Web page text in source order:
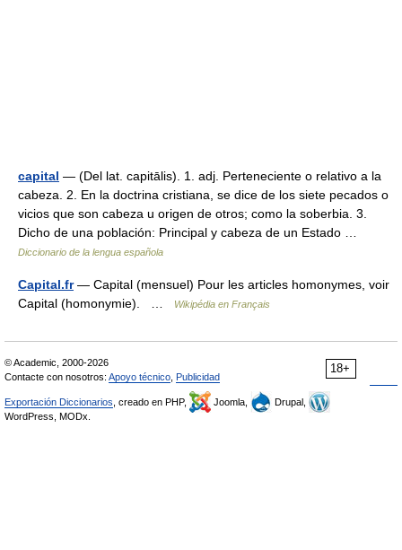
capital — (Del lat. capitālis). 1. adj. Perteneciente o relativo a la
cabeza. 2. En la doctrina cristiana, se dice de los siete pecados o
vicios que son cabeza u origen de otros; como la soberbia. 3.
Dicho de una población: Principal y cabeza de un Estado …
Diccionario de la lengua española
Capital.fr— Capital (mensuel) Pour les articles homonymes, voir
Capital (homonymie). …
Wikipédia en Français
18+
© Academic, 2000-2026
Contacte con nosotros: Apoyo técnico Publicidad
Exportación Diccionarios , creado en PHP, Joomla,
Drupal,
WordPress, MODx.